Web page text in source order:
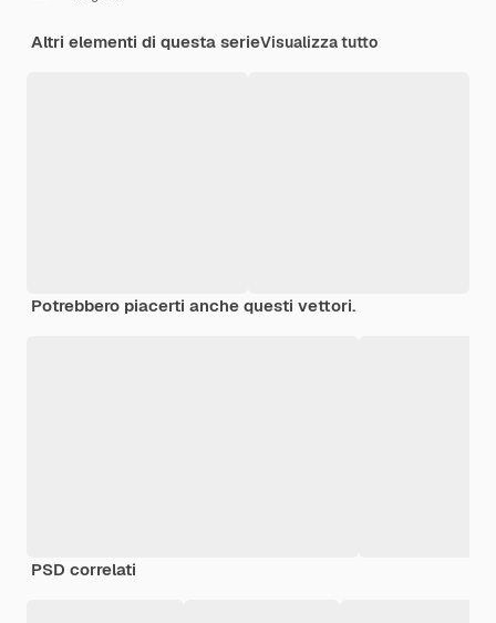
Altri elementi di questa serieVisualizza tutto
Potrebbero piacerti anche questi vettori.
PSD correlati